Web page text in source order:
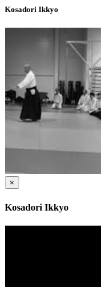
Kosadori Ikkyo
×
Kosadori Ikkyo